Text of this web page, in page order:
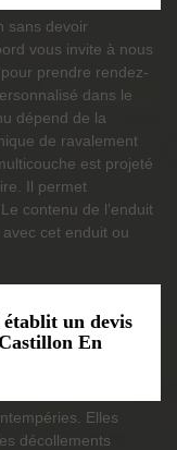
sans devoir
vous invite à nous
prendre rendez-
dans le
dépend de la
de ravalement
est projeté
Il permet
contenu de l’enduit
cet enduit ou
un devis
En
Elles
décollements